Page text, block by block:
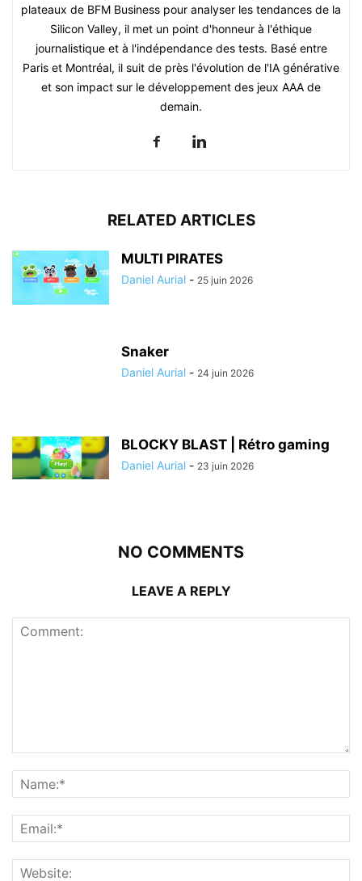
plateaux de BFM Business pour analyser les tendances de la
Silicon Valley, il met un point d'honneur à l'éthique
journalistique et à l'indépendance des tests. Basé entre
Paris et Montréal, il suit de près l'évolution de l'IA générative
et son impact sur le développement des jeux AAA de
demain.
RELATED ARTICLES
MULTI PIRATES
Daniel Aurial - 25 juin 2026
Snaker
Daniel Aurial - 24 juin 2026
BLOCKY BLAST | Rétro gaming
Daniel Aurial - 23 juin 2026
NO COMMENTS
LEAVE A REPLY